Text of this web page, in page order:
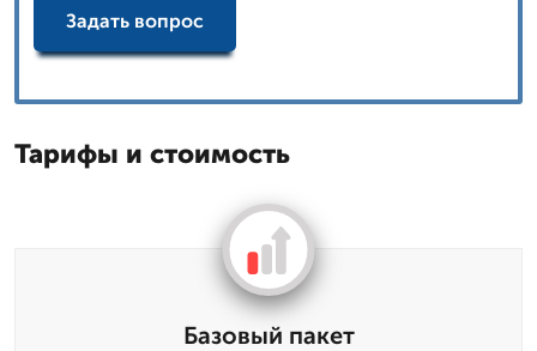
Задать вопрос
Тарифы и стоимость
Базовый пакет